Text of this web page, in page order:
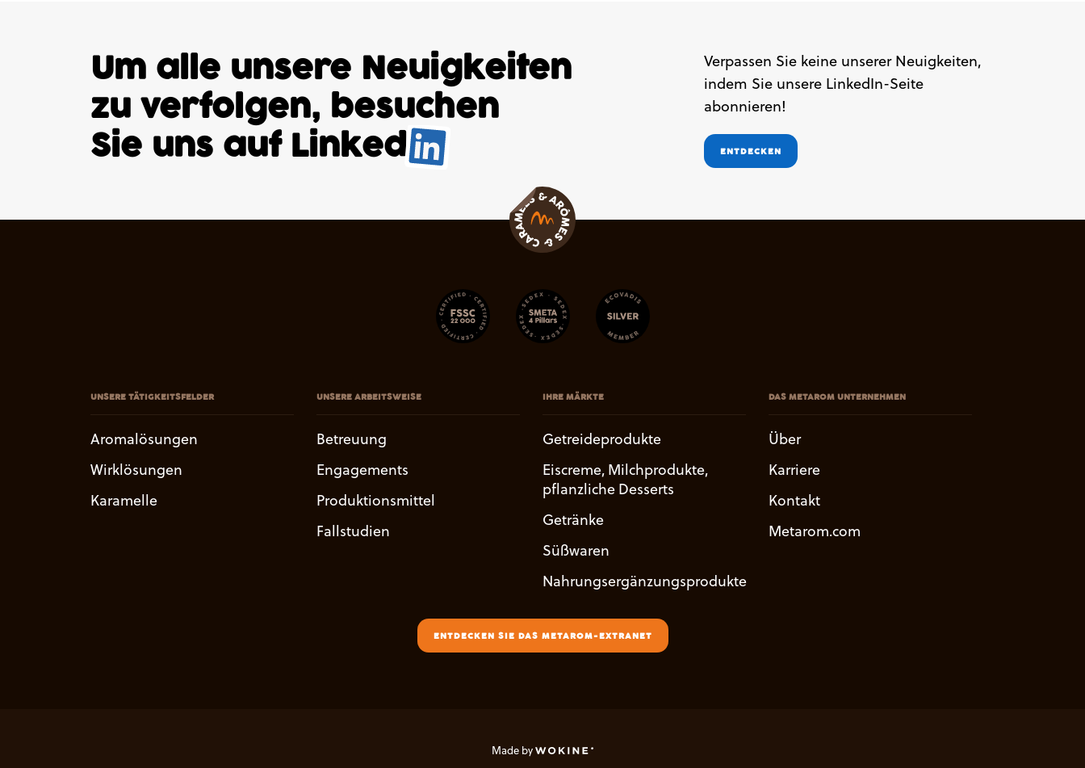
Um alle unsere Neuigkeiten
zu verfolgen, besuchen
Sie uns auf Linked.
Verpassen Sie keine unserer Neuigkeiten,
indem Sie unsere LinkedIn-Seite
abonnieren!
ENTDECKEN
UNSERE TÄTIGKEITSFELDER
Aromalösungen
Wirklösungen
Karamelle
UNSERE ARBEITSWEISE
Betreuung
Engagements
Produktionsmittel
Fallstudien
IHRE MÄRKTE
Getreideprodukte
Eiscreme, Milchprodukte,
pflanzliche Desserts
Getränke
Süßwaren
Nahrungsergänzungsprodukte
DAS METAROM UNTERNEHMEN
Über
Karriere
Kontakt
Metarom.com
ENTDECKEN SIE DAS METAROM-EXTRANET
Made by